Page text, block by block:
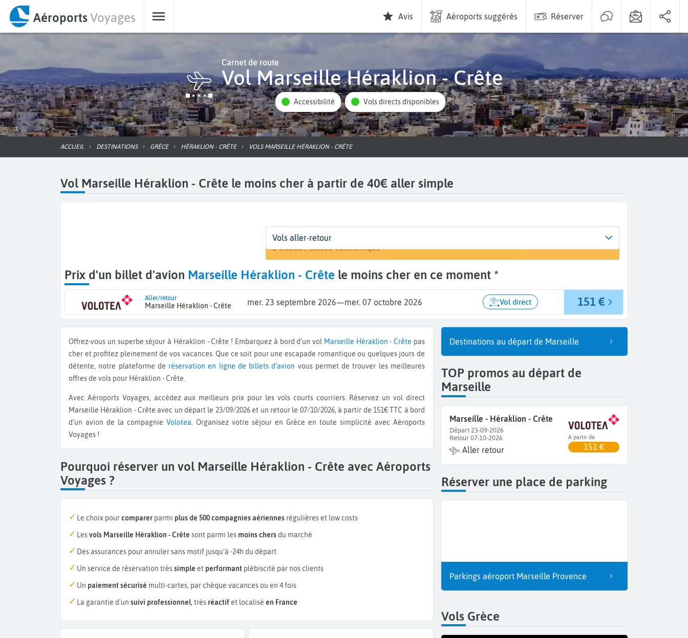
AéroportsVoyages Avis Aéroports suggérés Réserver
Carnet de route
Vol Marseille Héraklion - Crête
Accessibilité Vols directs disponibles
ACCUEIL DESTINATIONS GRÈCE HÉRAKLION - CRÊTE VOLS MARSEILLE HÉRAKLION - CRÊTE
Vol Marseille Héraklion - Crête le moins cher à partir de 40€ aller simple
Départ
Marseille (MRS) Héraklion (HER)
Dates
23 sept. - 7 oct.
Voyageurs | Classe
1 adulte | Classe économique
Vols aller-retour
Prix d'un billet d'avion Marseille Héraklion - Crête le moins cher en ce moment *
Aller/retour
Marseille Héraklion - Crête mer. 23 septembre 2026—mer. 07 octobre 2026 Vol direct 151 €
Offrez-vous un superbe séjour à Héraklion - Crête ! Embarquez à bord d’un vol Marseille Héraklion - Crête pas
cher et profitez pleinement de vos vacances. Que ce soit pour une escapade romantique ou quelques jours de
détente, notre plateforme de réservation en ligne de billets d’avion vous permet de trouver les meilleures
offres de vols pour Héraklion - Crête.
Avec Aéroports Voyages, accédez aux meilleurs prix pour les vols courts courriers. Réservez un vol direct
Marseille Héraklion - Crêteavec un départ le 23/09/2026 et un retour le 07/10/2026, à partir de 151€ TTC à bord
d’un avion de la compagnie Volotea . Organisez votre séjour en Grèce en toute simplicité avec Aéroports
Voyages !
Pourquoi réserver un vol Marseille Héraklion - Crête avec Aéroports
Voyages ?
Le choix pourcomparer parmi plus de 500 compagnies aériennes régulières et low costs
Lesvols Marseille Héraklion - Crête sont parmi les moins chersdu marché
Des assurances pour annuler sans motif jusqu’à -24h du départ
Un service de réservation trèssimple et performant plébiscité par nos clients
Un paiement sécurisé multi-cartes, par chèque vacances ou en 4 fois
La garantie d'un suivi professionnel, très réactifet localisé en France
Destinations au départ de Marseille
TOP promos au départ de
Marseille
Marseille - Héraklion - Crête
Départ 23-09-2026
Retour 07-10-2026
Aller retour
A partir de
151 €
Réserver une place de parking
Parkings aéroport Marseille Provence
Vols Grèce